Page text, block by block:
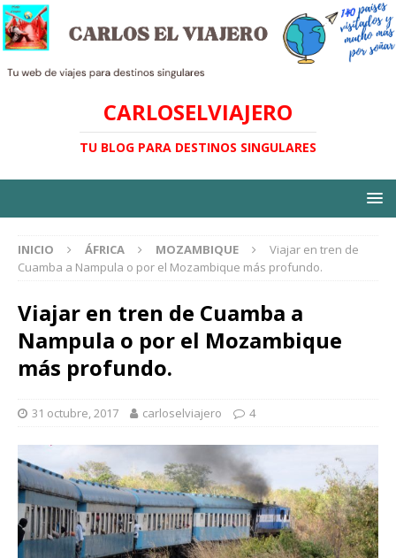
CARLOSELVIAJERO
TU BLOG PARA DESTINOS SINGULARES
INICIO ÁFRICA MOZAMBIQUE
Viajar en tren de
Cuamba a Nampula o por el Mozambique más profundo.
Viajar en tren de Cuamba a
Nampula o por el Mozambique
más profundo.
31 octubre, 2017 carloselviajero 4